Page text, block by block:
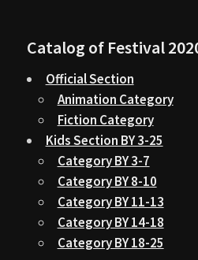
Catalog of Festival
Official Section
Animation Category
Fiction Category
Kids Section BY 3-25
Category BY 3-7
Category BY 8-10
Category BY 11-13
Category BY 14-18
Category BY 18-25